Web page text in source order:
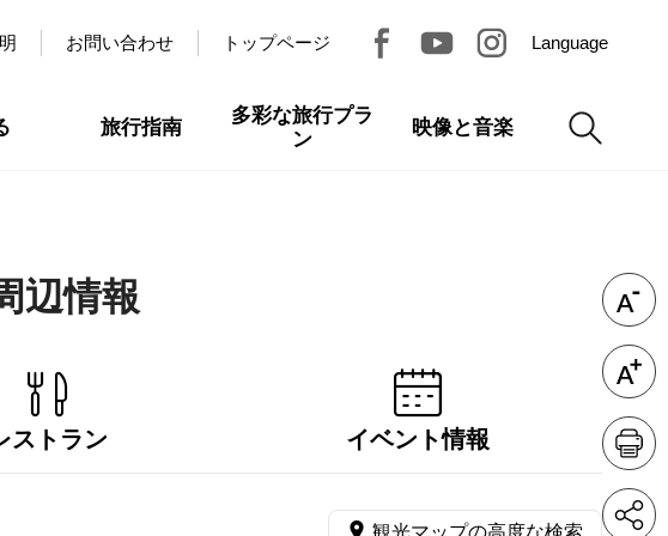
お問い合わせ トップページ Language
旅行指南
多彩な旅行プラ
ン
映像と音楽
辺情報
ストラン イベント情報
観光マップの高度な検索